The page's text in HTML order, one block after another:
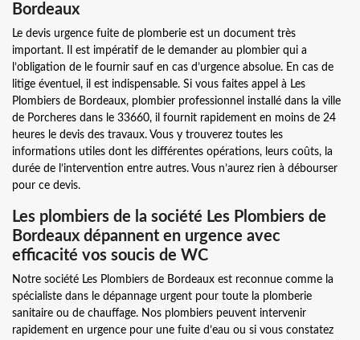
Bordeaux
Le devis urgence fuite de plomberie est un document très
important. Il est impératif de le demander au plombier qui a
l’obligation de le fournir sauf en cas d’urgence absolue. En cas de
litige éventuel, il est indispensable. Si vous faites appel à Les
Plombiers de Bordeaux, plombier professionnel installé dans la ville
de Porcheres dans le 33660, il fournit rapidement en moins de 24
heures le devis des travaux. Vous y trouverez toutes les
informations utiles dont les différentes opérations, leurs coûts, la
durée de l’intervention entre autres. Vous n’aurez rien à débourser
pour ce devis.
Les plombiers de la société Les Plombiers de
Bordeaux dépannent en urgence avec
efficacité vos soucis de WC
Notre société Les Plombiers de Bordeaux est reconnue comme la
spécialiste dans le dépannage urgent pour toute la plomberie
sanitaire ou de chauffage. Nos plombiers peuvent intervenir
rapidement en urgence pour une fuite d’eau ou si vous constatez